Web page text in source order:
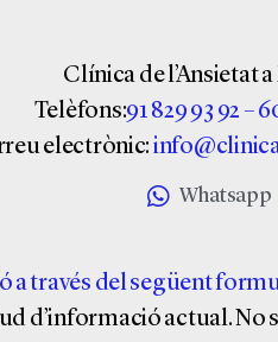
Clínica de l’Ansietat
Telèfons:91 829 93 92 –
electrònic:
Whatsapp
a través del següent
d’informació actual. No